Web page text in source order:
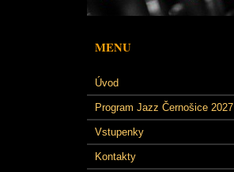
MENU
Úvod
Program Jazz Černošice 2027
Vstupenky
Kontakty